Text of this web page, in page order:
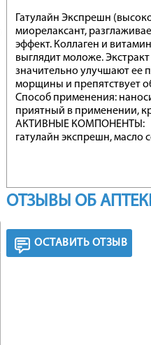
Гатулайн Экспрешн
миорелаксант,
эффект. Коллаген и
выглядит моложе.
значительно улучшают ее
морщины и препятствует
Способ применения:
приятный в применении,
АКТИВНЫЕ КОМПОНЕНТЫ:
гатулайн экспрешн, масло
ОТЗЫВЫ ОБ
ОСТАВИТЬ ОТЗЫВ